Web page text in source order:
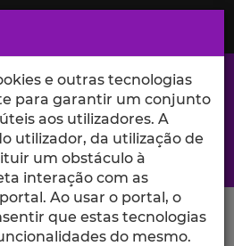
e ciência no Iscte
e outras tecnologias
para garantir um conjunto
aos utilizadores. A
utilizador, da utilização de
um obstáculo à
interação com as
Ao usar o portal, o
que estas tecnologias
do mesmo.